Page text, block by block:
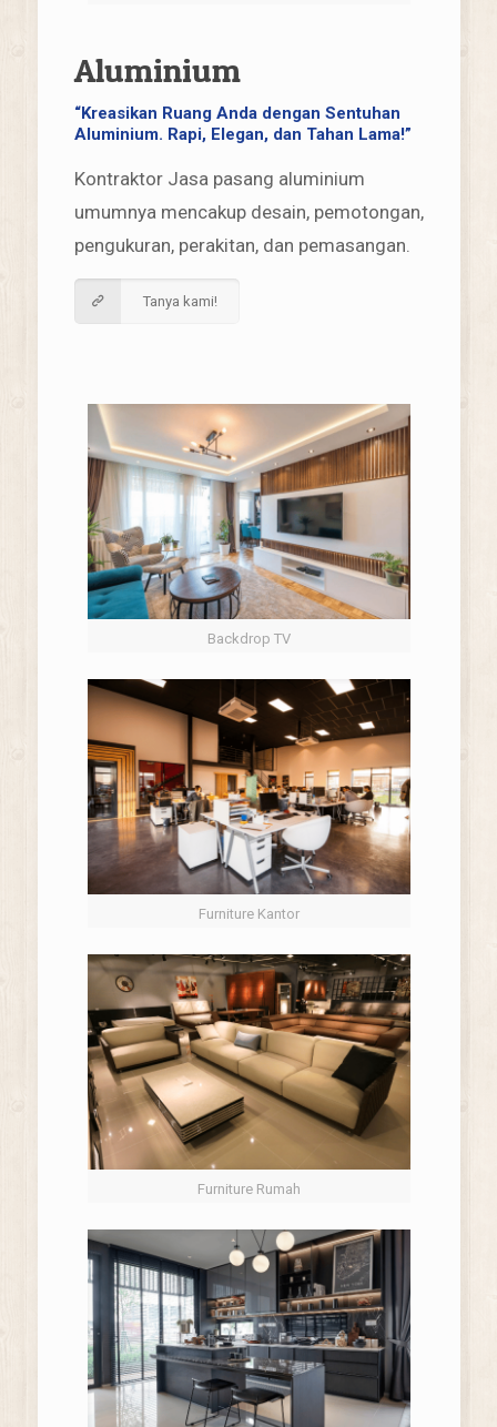
Aluminium
“Kreasikan Ruang Anda dengan Sentuhan
Aluminium. Rapi, Elegan, dan Tahan Lama!”
Kontraktor Jasa pasang aluminium
umumnya mencakup desain, pemotongan,
pengukuran, perakitan, dan pemasangan.
Tanya kami!
Backdrop TV
Furniture Kantor
Furniture Rumah